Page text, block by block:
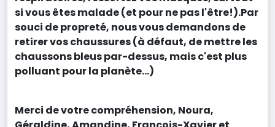
si vous êtes malade (et pour ne pas l'être!).Par
souci de propreté, nous vous demandons de
retirer vos chaussures (à défaut, de mettre les
chaussons bleus par-dessus, mais c'est plus
polluant pour la planète...)
Merci de votre compréhension, Noura,